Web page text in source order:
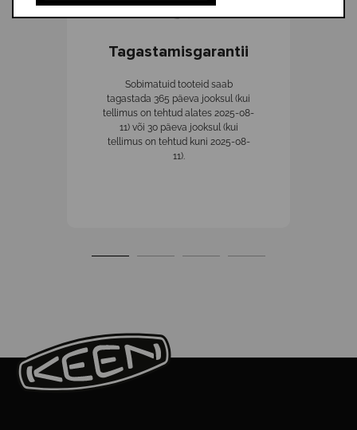
Tagastamisgarantii
Sobimatuid tooteid saab
tagastada 365 päeva jooksul (kui
tellimus on tehtud alates 2025-08-
11) või 30 päeva jooksul (kui
tellimus on tehtud kuni 2025-08-
11).